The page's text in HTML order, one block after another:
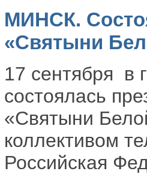
Официальная хроника
Расколы, ереси, секты
СЛУЖЕНИЕ
Церковь и власть
Церковь и общество
Церковь и СМИ
МИНСК.
«Святыни
17 сентября в
состоялась
«Святыни
коллективом
Российская